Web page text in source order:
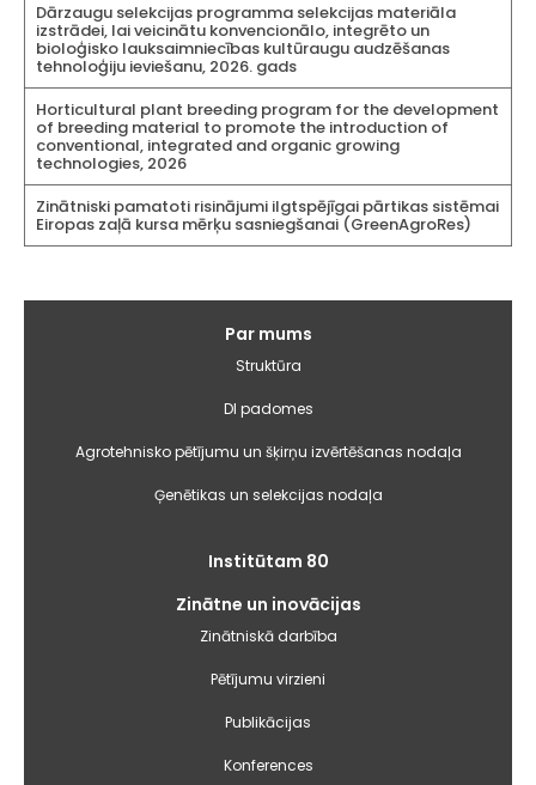
Dārzaugu selekcijas programma selekcijas materiāla
izstrādei, lai veicinātu konvencionālo, integrēto un
bioloģisko lauksaimniecības kultūraugu audzēšanas
tehnoloģiju ieviešanu, 2026. gads
Horticultural plant breeding program for the development
of breeding material to promote the introduction of
conventional, integrated and organic growing
technologies, 2026
Zinātniski pamatoti risinājumi ilgtspējīgai pārtikas sistēmai
Eiropas zaļā kursa mērķu sasniegšanai (GreenAgroRes)
Par mums
Struktūra
DI padomes
Agrotehnisko pētījumu un šķirņu izvērtēšanas nodaļa
Ģenētikas un selekcijas nodaļa
Institūtam 80
Zinātne un inovācijas
Zinātniskā darbība
Pētījumu virzieni
Publikācijas
Konferences